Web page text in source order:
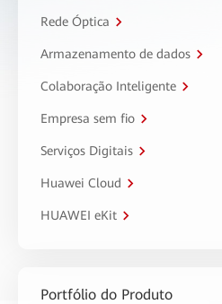
Rede Óptica
Armazenamento de dados
Colaboração Inteligente
Empresa sem fio
Serviços Digitais
Huawei Cloud
HUAWEI eKit
Portfólio do Produto